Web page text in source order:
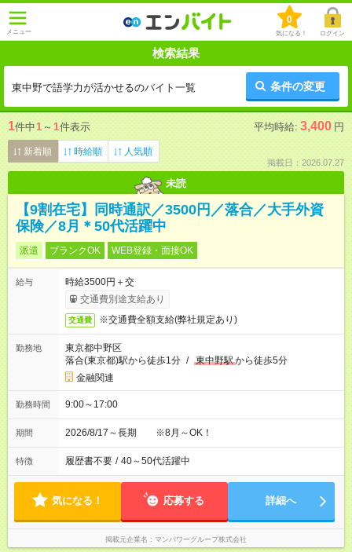
メニュー
0
気になる！ ログイン
検索結果
東中野で語学力が活かせるのバイト一覧 条件の変更
1件中1 ～ 1件表示 平均時給: 3,400 円
新着順 時給順 人気順
掲載日：2026.07.27
未読
【9割在宅】同時通訳／3500円／落合／大手外資
保険／8月＊50代活躍中
派遣 ブランクOK WEB登録・面接OK
給与
時給3500円＋交
交通費別途支給あり
交通費 ※交通費全額支給(弊社規定あり)
勤務地
東京都中野区
落合(東京都)駅から徒歩1分 / 東中野駅から徒歩5分
金融関連
勤務時間 9:00～17:00
期間 2026/8/17～長期 ※8月～OK！
特徴 履歴書不要 / 40～50代活躍中
気になる！ 応募する 詳細へ
掲載元企業名 マンパワーグループ株式会社